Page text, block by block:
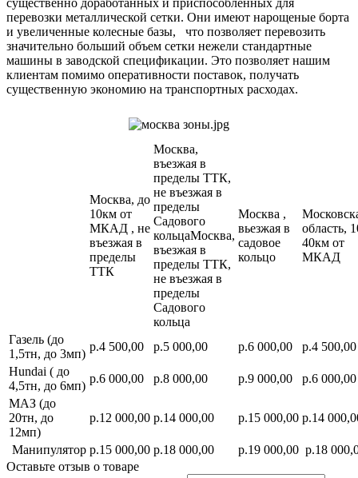
перевозки металлической сетки. Они имеют нарощеные борта
и увеличенные колесные базы, что позволяет перевозить
значительно больший объем сетки нежели стандартные
машины в заводской спецификации. Это позволяет нашим
клиентам помимо оперативности поставок, получать
существенную экономию на транспортных расходах.
Москва, до
10км от
МКАД , не
въезжая в
пределы
ТТК
Москва,
въезжая в
пределы ТТК,
не въезжая в
пределы
Садового
кольцаМосква,
въезжая в
пределы ТТК,
не въезжая в
пределы
Садового
кольца
Москва ,
вьезжая в
садовое
кольцо
область,
40км от
МКАД
Газель (до
1,5тн, до 3мп)
р.4 500,00 р.5 000,00 р.6 000,00
р.4 500,00
Hundai ( до
4,5тн, до 6мп)
р.6 000,00 р.8 000,00 р.9 000,00
р.6 000,00
МАЗ (до
20тн, до
12мп)
р.12 000,00 р.14 000,00 р.15 000,00 р.14
Манипулятор р.15 000,00 р.18 000,00 р.19 000,00 р.18
Оставьте отзыв о товаре